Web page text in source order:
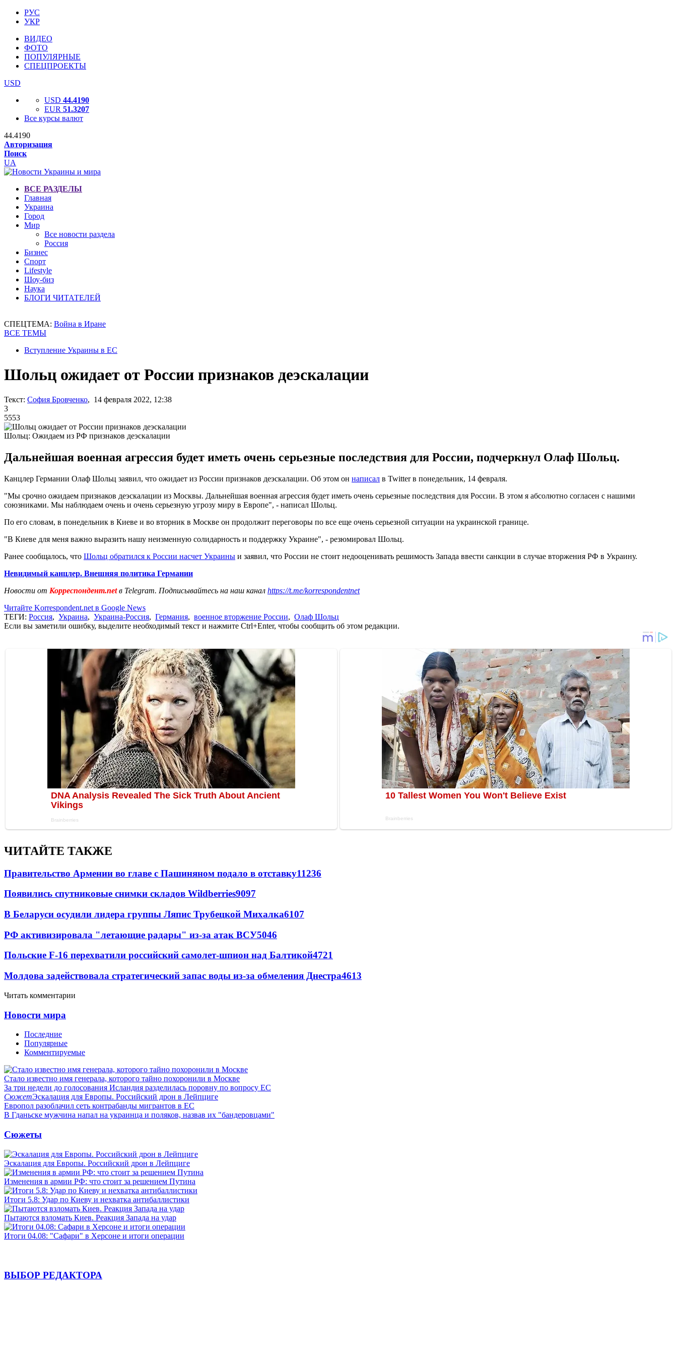
РУС
УКР
ВИДЕО
ФОТО
ПОПУЛЯРНЫЕ
СПЕЦПРОЕКТЫ
USD
USD 44.4190
EUR 51.3207
Все курсы валют
44.4190
Авторизация
Поиск
UA
ВСЕ РАЗДЕЛЫ
Главная
Украина
Город
Мир
Все новости раздела
Россия
Бизнес
Спорт
Lifestyle
Шоу-биз
Наука
БЛОГИ ЧИТАТЕЛЕЙ
СПЕЦТЕМА: Война в Иране
ВСЕ ТЕМЫ
Вступление Украины в ЕС
Шольц ожидает от России признаков деэскалации
Текст: София Бровченко, 14 февраля 2022, 12:38
3
5553
Шольц: Ожидаем из РФ признаков деэскалации
Дальнейшая военная агрессия будет иметь очень серьезные последствия для России, подчеркнул Олаф Шольц.
Канцлер Германии Олаф Шольц заявил, что ожидает из России признаков деэскалации. Об этом он написал в Twitter в понедельник, 14 февраля.
"Мы срочно ожидаем признаков деэскалации из Москвы. Дальнейшая военная агрессия будет иметь очень серьезные последствия для России. В этом я абсолютно согласен с нашими
союзниками. Мы наблюдаем очень и очень серьезную угрозу миру в Европе", - написал Шольц.
По его словам, в понедельник в Киеве и во вторник в Москве он продолжит переговоры по все еще очень серьезной ситуации на украинской границе.
"В Киеве для меня важно выразить нашу неизменную солидарность и поддержку Украине", - резюмировал Шольц.
Ранее сообщалось, что Шольц обратился к России насчет Украины и заявил, что России не стоит недооценивать решимость Запада ввести санкции в случае вторжения РФ в Украину.
Невидимый канцлер. Внешняя политика Германии
Новости от Корреспондент.netв Telegram. Подписывайтесь на наш канал https://t.me/korrespondentnet
Читайте Korrespondent.net в Google News
ТЕГИ: Россия, Украина, Украина-Россия, Германия, военное вторжение России, Олаф Шольц
Если вы заметили ошибку, выделите необходимый текст и нажмите Ctrl+Enter, чтобы сообщить об этом редакции.
ЧИТАЙТЕ ТАКЖЕ
Правительство Армении во главе с Пашиняном подало в отставку11236
Появились спутниковые снимки складов Wildberries9097
В Беларуси осудили лидера группы Ляпис Трубецкой Михалка6107
РФ активизировала "летающие радары" из-за атак ВСУ5046
Польские F-16 перехватили российский самолет-шпион над Балтикой4721
Молдова задействовала стратегический запас воды из-за обмеления Днестра4613
Читать комментарии
Новости мира
Последние
Популярные
Комментируемые
Стало известно имя генерала, которого тайно похоронили в Москве
За три недели до голосования Исландия разделилась поровну по вопросу ЕС
СюжетЭскалация для Европы. Российский дрон в Лейпциге
Европол разоблачил сеть контрабанды мигрантов в ЕС
В Гданьске мужчина напал на украинца и поляков, назвав их "бандеровцами"
Сюжеты
Эскалация для Европы. Российский дрон в Лейпциге
Изменения в армии РФ: что стоит за решением Путина
Итоги 5.8: Удар по Киеву и нехватка антибаллистики
Пытаются взломать Киев. Реакция Запада на удар
Итоги 04.08: "Сафари" в Херсоне и итоги операции
ВЫБОР РЕДАКТОРА